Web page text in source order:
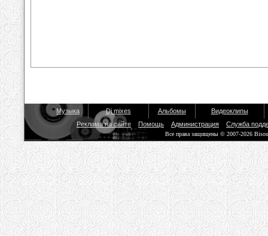
Музыка Dj mixes Альбомы
Видеоклипы
Реклама на сайте
Помощь Администрация Служба
Все права защищены © 2007-2026